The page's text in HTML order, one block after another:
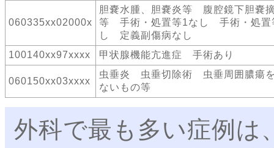
060335xx02000x
胆嚢水腫、胆嚢炎等 腹腔鏡下胆嚢
等 手術・処置等1なし 手術・処置
し 定義副傷病なし
100140xx97xxxx
甲状腺機能亢進症 手術あり
060150xx03xxxx
虫垂炎 虫垂切除術 虫垂周囲膿瘍
ないもの等
外科で最も多い症例は